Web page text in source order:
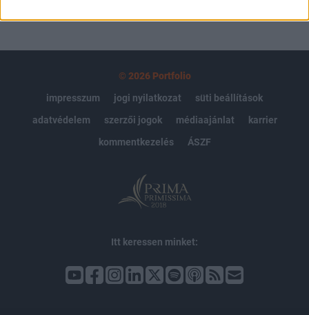
© 2026 Portfolio
impresszum
jogi nyilatkozat
süti beállítások
adatvédelem
szerzői jogok médiaajánlat
karrier
kommentkezelés
ÁSZF
Itt keressen minket: